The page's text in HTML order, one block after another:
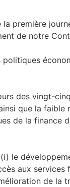
première
de notre
politiques
des vingt-
que la faible
de la finance
le
aux
de la